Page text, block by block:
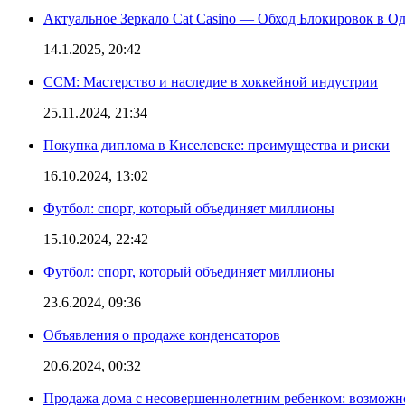
Актуальное Зеркало Cat Casino — Обход Блокировок в
14.1.2025, 20:42
CCM: Мастерство и наследие в хоккейной индустрии
25.11.2024, 21:34
Покупка диплома в Киселевске: преимущества и риски
16.10.2024, 13:02
Футбол: спорт, который объединяет миллионы
15.10.2024, 22:42
Футбол: спорт, который объединяет миллионы
23.6.2024, 09:36
Объявления о продаже конденсаторов
20.6.2024, 00:32
Продажа дома с несовершеннолетним ребенком: